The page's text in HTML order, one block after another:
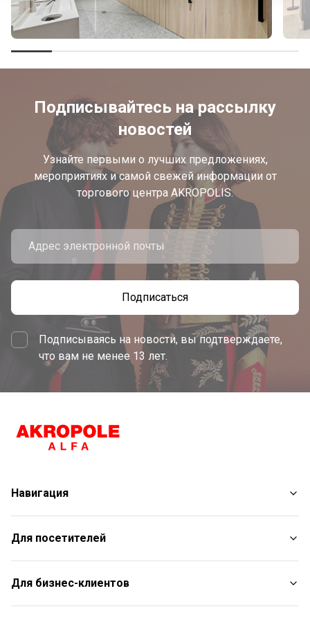
Подписывайтесь на рассылку
новостей
Узнайте первыми о лучших предложениях,
мероприятиях и самой свежей информации от
торгового центра AKROPOLIS.
Подписаться
Подписываясь на новости, вы подтверждаете,
что вам не менее 13 лет.
Навигация
Услуги
Развлечения
Рестораны
Для посетителей
С животными
Контакты
Для бизнес-клиентов